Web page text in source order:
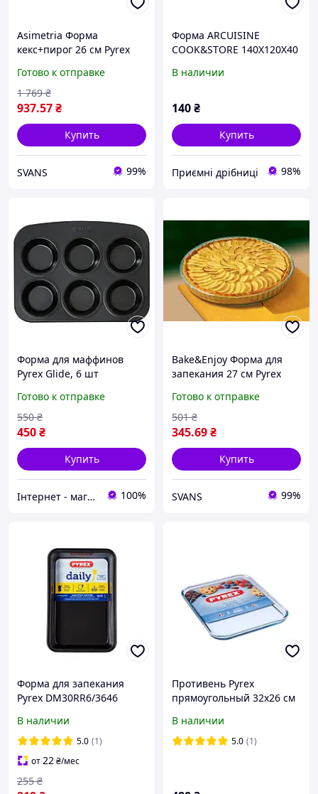
Asimetria Форма
кекс+пирог 26 см Pyrex
Готово к отправке
937.57₴
1 769 ₴
Купить
SVANS 99%
Форма ARCUISINE
COOK&STORE 140Х120Х40
В наличии
140₴
Купить
Приємні дрібниці 98%
Форма для маффинов
Pyrex Glide, 6 шт
Готово к отправке
450₴
550 ₴
Купить
Інтернет - магазин «Все для дому» 100%
Bake&Enjoy Форма для
запекания 27 см Pyrex
Готово к отправке
345.69₴
501 ₴
Купить
SVANS 99%
Форма для запекания
Pyrex DM30RR6/3646
5196089
В наличии
5.0 (1)
от22₴/мес
255 ₴
Противень Pyrex
прямоугольный 32х26 см
(291B000)
В наличии
5.0 (1)